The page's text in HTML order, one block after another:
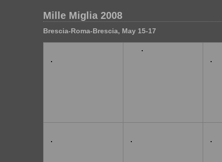
Mille Miglia 2008
Brescia-Roma-Brescia, May 15-17